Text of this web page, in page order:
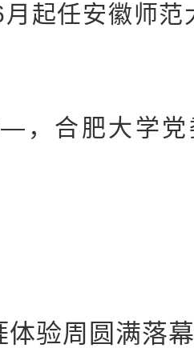
任安徽师范
合肥大学党
体验周圆满落